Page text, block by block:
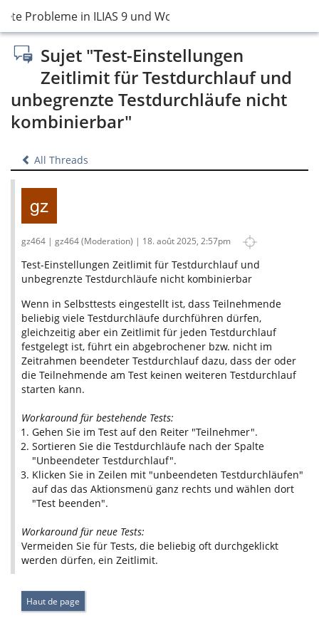
Probleme in ILIAS 9 und Workarounds
Sujet "Test-Einstellungen
Zeitlimit für Testdurchlauf und
unbegrenzte Testdurchläufe nicht
kombinierbar"
All Threads
gz464 | gz464 (Moderation) | 18. août 2025, 2:57pm
Test-Einstellungen Zeitlimit für Testdurchlauf und
unbegrenzte Testdurchläufe nicht kombinierbar
Wenn in Selbsttests eingestellt ist, dass Teilnehmende
beliebig viele Testdurchläufe durchführen dürfen,
gleichzeitig aber ein Zeitlimit für jeden Testdurchlauf
festgelegt ist, führt ein abgebrochener bzw. nicht im
Zeitrahmen beendeter Testdurchlauf dazu, dass der oder
die Teilnehmende am Test keinen weiteren Testdurchlauf
starten kann.
Workaround für bestehende Tests:
Gehen Sie im Test auf den Reiter "Teilnehmer".
Sortieren Sie die Testdurchläufe nach der Spalte
"Unbeendeter Testdurchlauf".
Klicken Sie in Zeilen mit "unbeendeten Testdurchläufen"
auf das das Aktionsmenü ganz rechts und wählen dort
"Test beenden".
Workaround für neue Tests:
Vermeiden Sie für Tests, die beliebig oft durchgeklickt
werden dürfen, ein Zeitlimit.
Haut de page